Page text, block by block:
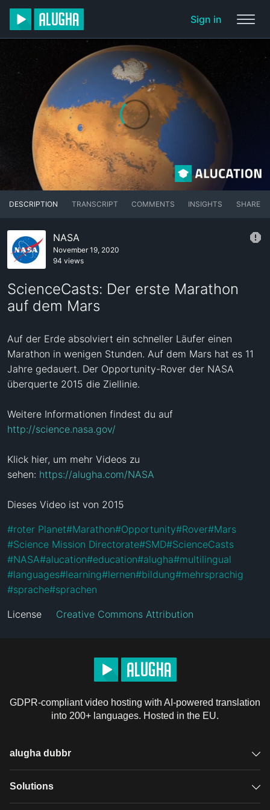
Sign in
DESCRIPTION TRANSCRIPT COMMENTS INSIGHTS SHARE
NASA
November 19, 2020
94 views
ScienceCasts: Der erste Marathon
auf dem Mars
Auf der Erde absolviert ein schneller Läufer einen
Marathon in wenigen Stunden. Auf dem Mars hat es 11
Jahre gedauert. Der Opportunity-Rover der NASA
überquerte 2015 die Ziellinie.
http://science.nasa.gov/
Klick hier, um mehr Videos zu
sehen: https://alugha.com/NASA
Dieses Video ist von 2015
#roter Planet#Marathon#Opportunity#Rover#Mars
#Science Mission Directorate#SMD#ScienceCasts
#NASA#alucation#education#alugha#multilingual
#languages#learning#lernen#bildung#mehrsprachig
#sprache#sprachen
License Creative Commons Attribution
GDPR-compliant video hosting with AI-powered translation
into 200+ languages. Hosted in the EU.
alugha dubbr
Overview
Solutions